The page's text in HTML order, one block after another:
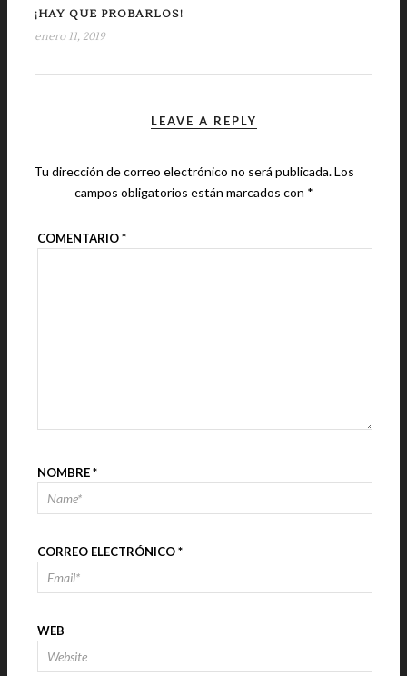
¡HAY QUE PROBARLOS!
enero 11, 2019
LEAVE A REPLY
Tu dirección de correo electrónico no será publicada.Los
campos obligatorios están marcados con *
COMENTARIO*
NOMBRE*
CORREO ELECTRÓNICO*
WEB